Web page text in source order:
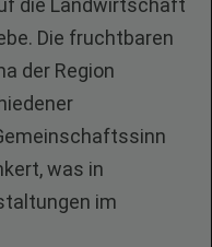
die Landwirtschaft
Die fruchtbaren
der Region
was in
im